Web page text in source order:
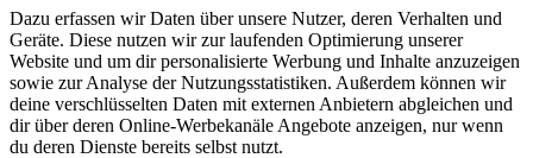
Dazu erfassen wir Daten über unsere Nutzer, deren Verhalten und
Geräte. Diese nutzen wir zur laufenden Optimierung unserer
Website und um dir personalisierte Werbung und Inhalte anzuzeigen
sowie zur Analyse der Nutzungsstatistiken. Außerdem können wir
deine verschlüsselten Daten mit externen Anbietern abgleichen und
dir über deren Online-Werbekanäle Angebote anzeigen, nur wenn
du deren Dienste bereits selbst nutzt.